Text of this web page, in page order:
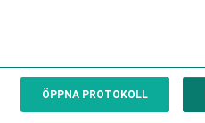
ÖPPNA PROTOKOLL